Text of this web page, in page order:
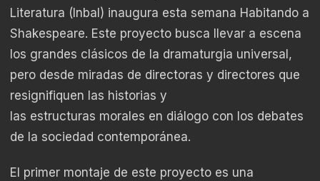
Literatura (Inbal) inaugura esta semana Habitando a
Shakespeare. Este proyecto busca llevar a escena
los grandes clásicos de la dramaturgia universal,
pero desde miradas de directoras y directores que
resignifiquen las historias y
las estructuras morales en diálogo con los debates
de la sociedad contemporánea.
El primer montaje de este proyecto es una